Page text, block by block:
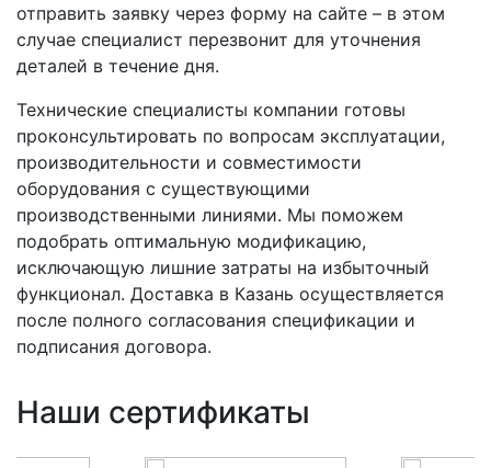
отправить заявку через форму на сайте – в этом
случае специалист перезвонит для уточнения
деталей в течение дня.
Технические специалисты компании готовы
проконсультировать по вопросам эксплуатации,
производительности и совместимости
оборудования с существующими
производственными линиями. Мы поможем
подобрать оптимальную модификацию,
исключающую лишние затраты на избыточный
функционал. Доставка в Казань осуществляется
после полного согласования спецификации и
подписания договора.
Наши сертификаты